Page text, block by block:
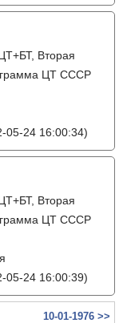
Вторая
ЦТ ССCР
05-24 16:00:34)
Вторая
ЦТ ССCР
05-24 16:00:39)
10-01-1976 >>